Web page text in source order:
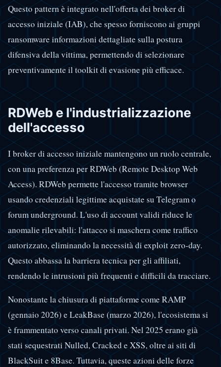
Questo pattern è integrato nell'offerta dei broker di
accesso iniziale (IAB), che spesso forniscono ai gruppi
ransomware informazioni dettagliate sulla postura
difensiva della vittima, permettendo di selezionare
preventivamente il toolkit di evasione più efficace.
RDWeb e l'industrializzazione
dell'accesso
I broker di accesso iniziale mantengono un ruolo centrale,
con una preferenza per RDWeb (Remote Desktop Web
Access). RDWeb permette l'accesso tramite browser
usando credenziali legittime acquistate su Telegram o
forum underground. L'uso di account validi riduce le
anomalie rilevabili: l'attacco si maschera come traffico
autorizzato, eliminando la necessità di exploit zero-day.
Questo abbassa la barriera tecnica per gli affiliati,
rendendo le intrusioni più frequenti e difficili da tracciare.
Nonostante la chiusura di piattaforme come RAMP
(gennaio 2026) e LeakBase (marzo 2026), l'ecosistema si
è frammentato verso canali privati. Nel 2025 erano già
stati sequestrati Nulled, Cracked e XSS, oltre ai siti di
BlackSuit e 8Base. Tuttavia, queste azioni delle forze